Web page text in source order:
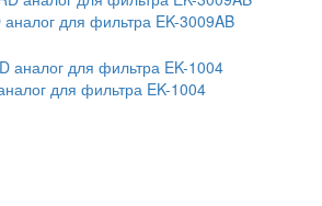
для фильтра EK-3009AB
для фильтра EK-1004